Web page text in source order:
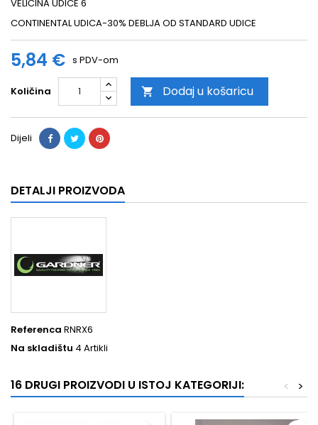
VELIČINA UDICE 6
CONTINENTAL UDICA-30% DEBLJA OD STANDARD UDICE
5,84 € s PDV-om
Količina  Dodaj u košaricu
Dijeli
DETALJI PROIZVODA
Referenca RNRX6
Na skladištu 4 Artikli
16 DRUGI PROIZVODI U ISTOJ KATEGORIJI: >
<